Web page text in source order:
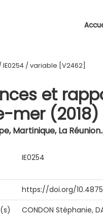
IE0254 / variable [V2462]
et
mer (2018)
Martinique, La
IE0254
https://doi.org/
CONDON Stéphanie,